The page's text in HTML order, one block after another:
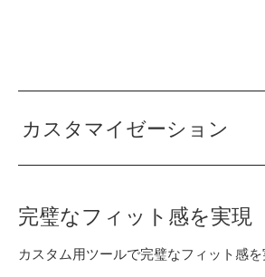
カスタマイゼーション
完璧なフィット感を実現
カスタム用ツールで完璧なフィット感を